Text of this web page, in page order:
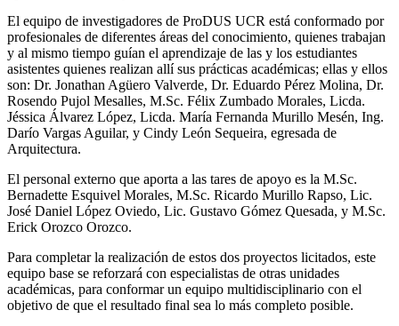
El equipo de investigadores de ProDUS UCR está conformado por
profesionales de diferentes áreas del conocimiento, quienes trabajan
y al mismo tiempo guían el aprendizaje de las y los estudiantes
asistentes quienes realizan allí sus prácticas académicas; ellas y ellos
son: Dr. Jonathan Agüero Valverde, Dr. Eduardo Pérez Molina, Dr.
Rosendo Pujol Mesalles, M.Sc. Félix Zumbado Morales, Licda.
Jéssica Álvarez López, Licda. María Fernanda Murillo Mesén, Ing.
Darío Vargas Aguilar, y Cindy León Sequeira, egresada de
Arquitectura.
El personal externo que aporta a las tares de apoyo es la M.Sc.
Bernadette Esquivel Morales, M.Sc. Ricardo Murillo Rapso, Lic.
José Daniel López Oviedo, Lic. Gustavo Gómez Quesada, y M.Sc.
Erick Orozco Orozco.
Para completar la realización de estos dos proyectos licitados, este
equipo base se reforzará con especialistas de otras unidades
académicas, para conformar un equipo multidisciplinario con el
objetivo de que el resultado final sea lo más completo posible.